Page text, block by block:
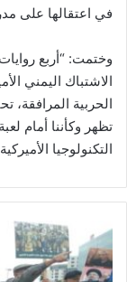
في اعتقالها على
وختمت: “أربع
الاشتباك اليمني
الحربية المرافقة،
تظهر وكأننا أمام
التكنولوجيا
إ
د
ا